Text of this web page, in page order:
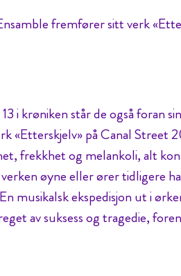
fremfører sitt verk
i krøniken står de også foran
«Etterskjelv» på Canal Street
frekkhet og melankoli, alt
øyne eller ører tidligere
musikalsk ekspedisjon ut i
av suksess og tragedie,